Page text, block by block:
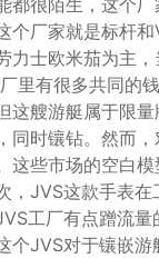
都很陌生，这个
个厂家就是标杆
力士欧米茄为主
里有很多共同的
这艘游艇属于限
同时镶钻。然而
这些市场的空白
，JVS这款手表在
工厂有点蹭流
个JVS对于镶嵌游